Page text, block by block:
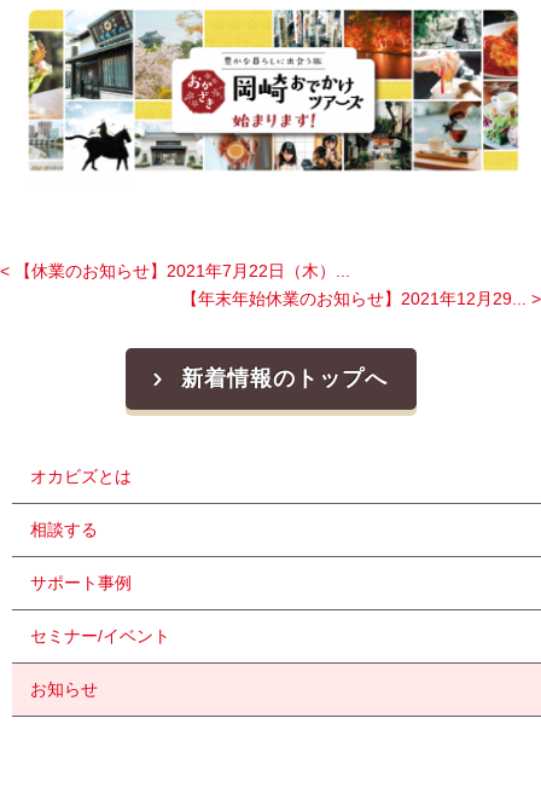
< 【休業のお知らせ】2021年7月22日（木）...
【年末年始休業のお知らせ】2021年12月29... >
新着情報のトップへ
オカビズとは
相談する
サポート事例
セミナー/イベント
お知らせ